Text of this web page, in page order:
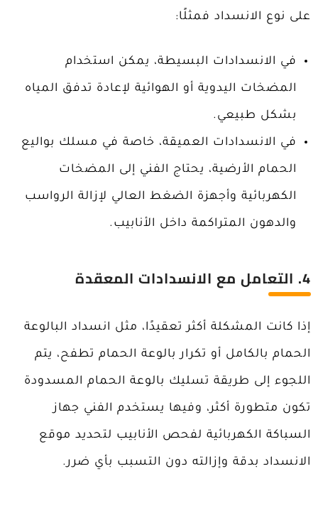
على نوع الانسداد فمثلًا:
في الانسدادات البسيطة، يمكن استخدام
المضخات اليدوية أو الهوائية لإعادة تدفق المياه
بشكل طبيعي.
في الانسدادات العميقة، خاصة في مسلك بواليع
الحمام الأرضية، يحتاج الفني إلى المضخات
الكهربائية وأجهزة الضغط العالي لإزالة الرواسب
والدهون المتراكمة داخل الأنابيب.
4. التعامل مع الانسدادات المعقدة
إذا كانت المشكلة أكثر تعقيدًا، مثل انسداد البالوعة
الحمام بالكامل أو تكرار بالوعة الحمام تطفح، يتم
اللجوء إلى طريقة تسليك بالوعة الحمام المسدودة
تكون متطورة أكثر، وفيها يستخدم الفني جهاز
السباكة الكهربائية لفحص الأنابيب لتحديد موقع
الانسداد بدقة وإزالته دون التسبب بأي ضرر.